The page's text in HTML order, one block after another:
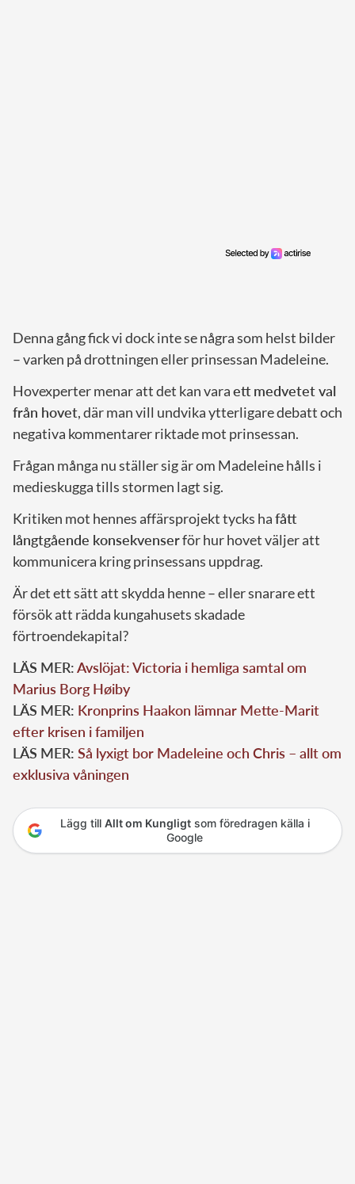
Denna gång fick vi dock inte se några som helst bilder
– varken på drottningen eller prinsessan Madeleine.
Hovexperter menar att det kan varaett medvetet val
från hovet, där man vill undvika ytterligare debatt och
negativa kommentarer riktade mot prinsessan.
Frågan många nu ställer sig är om Madeleine hålls i
medieskugga tills stormen lagt sig.
Kritiken mot hennes affärsprojekt tycks hafått
långtgående konsekvenserför hur hovet väljer att
kommunicera kring prinsessans uppdrag.
Är det ett sätt att skydda henne – eller snarare ett
försök att rädda kungahusets skadade
förtroendekapital?
LÄS MER:Avslöjat: Victoria i hemliga samtal om
Marius Borg Høiby
LÄS MER: Kronprins Haakon lämnar Mette-Marit
efter krisen i familjen
LÄS MER: Så lyxigt bor Madeleine och Chris – allt om
exklusiva våningen
Lägg till Allt om Kungligtsom föredragen källa i
Google